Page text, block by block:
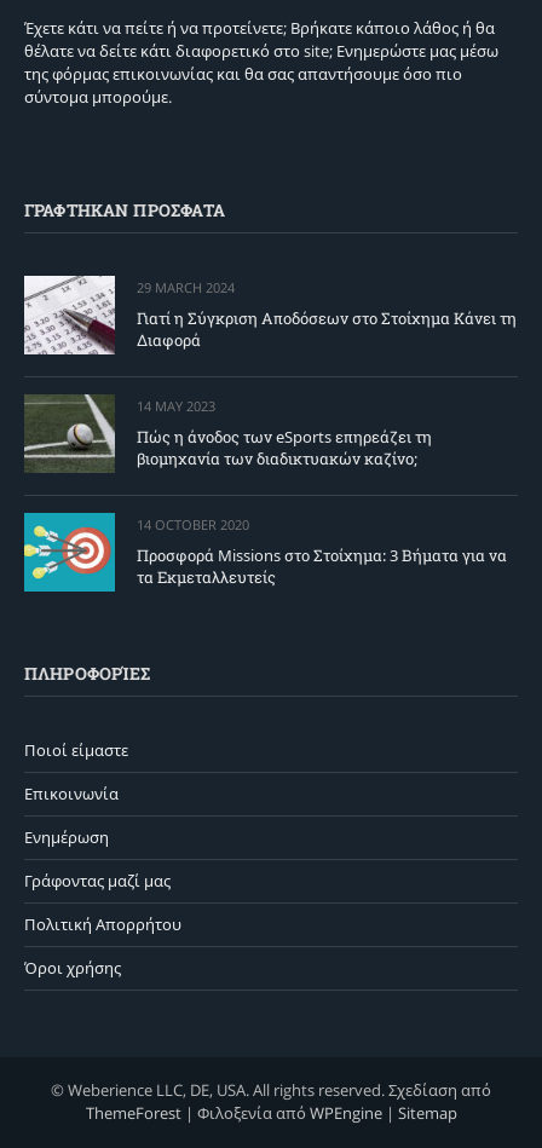
Έχετε κάτι να πείτε ή να προτείνετε; Βρήκατε κάποιο λάθος ή θα
θέλατε να δείτε κάτι διαφορετικό στο site; Ενημερώστε μας μέσω
της φόρμας επικοινωνίας και θα σας απαντήσουμε όσο πιο
σύντομα μπορούμε.
ΓΡΑΦΤΗΚΑΝ ΠΡΟΣΦΑΤΑ
29 MARCH 2024
Γιατί η Σύγκριση Αποδόσεων στο Στοίχημα Κάνει τη
Διαφορά
14 MAY 2023
Πώς η άνοδος των eSports επηρεάζει τη
βιομηχανία των διαδικτυακών καζίνο;
14 OCTOBER 2020
Προσφορά Missions στο Στοίχημα: 3 Βήματα για να
τα Εκμεταλλευτείς
ΠΛΗΡΟΦΟΡΊΕΣ
Ποιοί είμαστε
Επικοινωνία
Ενημέρωση
Γράφοντας μαζί μας
Πολιτική Απορρήτου
Όροι χρήσης
© Weberience LLC, DE, USA. All rights reserved. Σχεδίαση από
ThemeForest| Φιλοξενία από WPEngine| Sitemap